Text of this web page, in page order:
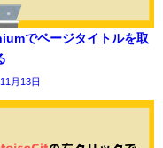
でページタイトルを取
月13日